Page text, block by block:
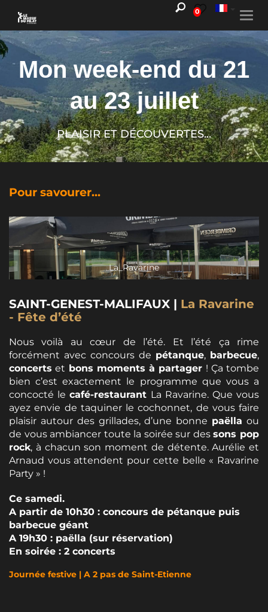
0
Mon week-end du 21
au 23 juillet
PLAISIR ET DÉCOUVERTES...
Pour savourer...
La_Ravarine
SAINT-GENEST-MALIFAUX | La Ravarine
- Fête d’été
Nous voilà au cœur de l’été. Et l’été ça rime
forcément avec concours de pétanque, barbecue,
concerts et bons moments à partager ! Ça tombe
bien c’est exactement le programme que vous a
concocté lecafé-restaurant La Ravarine. Que vous
ayez envie de taquiner le cochonnet, de vous faire
plaisir autour des grillades, d’une bonne paëlla ou
de vous ambiancer toute la soirée sur dessons pop
rock, à chacun son moment de détente. Aurélie et
Arnaud vous attendent pour cette belle « Ravarine
Party » !
Ce samedi.
A partir de 10h30 : concours de pétanque puis
barbecue géant
A 19h30 : paëlla (sur réservation)
En soirée : 2 concerts
Journée festive | A 2 pas de Saint-Etienne